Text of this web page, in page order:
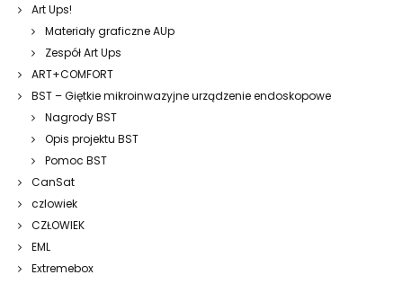
Art Ups!
Materiały graficzne AUp
Zespół Art Ups
ART+COMFORT
BST – Giętkie mikroinwazyjne urządzenie endoskopowe
Nagrody BST
Opis projektu BST
Pomoc BST
CanSat
czlowiek
CZŁOWIEK
EML
Extremebox